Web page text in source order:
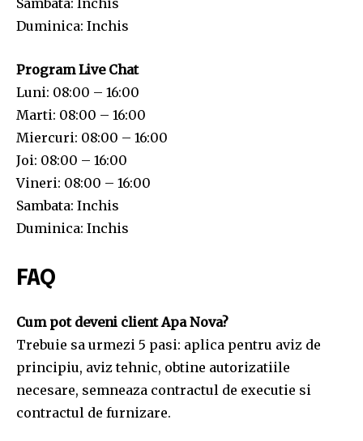
Duminica: Inchis
Program Live Chat
Luni: 08:00 – 16:00
Marti: 08:00 – 16:00
Miercuri: 08:00 – 16:00
Joi: 08:00 – 16:00
Vineri: 08:00 – 16:00
Sambata: Inchis
Duminica: Inchis
FAQ
Cum pot deveni client Apa Nova?
Trebuie sa urmezi 5 pasi: aplica pentru aviz de
principiu, aviz tehnic, obtine autorizatiile
necesare, semneaza contractul de executie si
contractul de furnizare.